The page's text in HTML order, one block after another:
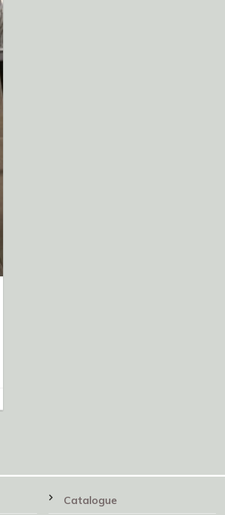
Catalogue